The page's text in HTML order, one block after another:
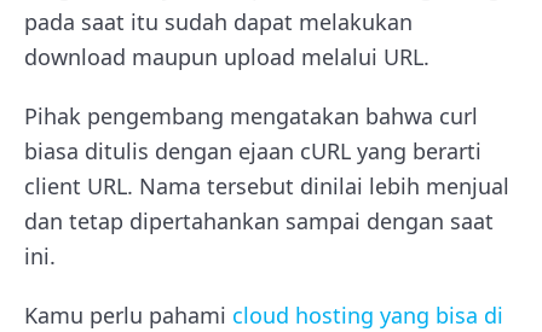
pada saat itu sudah dapat melakukan
download maupun upload melalui URL.
Pihak pengembang mengatakan bahwa curl
biasa ditulis dengan ejaan cURL yang berarti
client URL. Nama tersebut dinilai lebih menjual
dan tetap dipertahankan sampai dengan saat
ini.
Kamu perlu pahami cloud hosting yang bisa di